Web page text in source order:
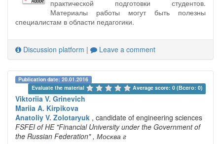
практической подготовки студентов.
Материалы работы могут быть полезны
специалистам в области педагогики.
Discussion platform | Leave a comment
Publication date: 20.01.2016
Evaluate the material
Average score: 0 (Всего: 0)
Viktoriia V. Grinevich
Mariia A. Kirpikova
Anatoliy V. Zolotaryuk , candidate of engineering sciences
FSFEI of HE "Financial University under the Government of
the Russian Federation" , Москва г